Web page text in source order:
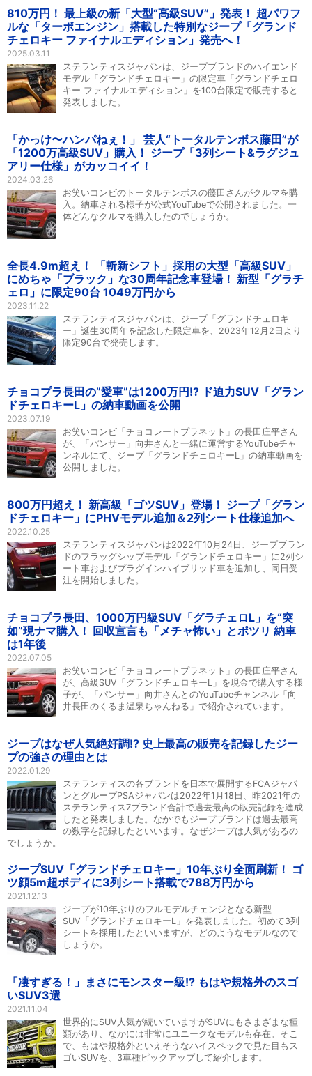
810万円！ 最上級の新「大型“高級SUV”」発表！ 超パワフ
ルな「ターボエンジン」搭載した特別なジープ「グランド
チェロキー ファイナルエディション」発売へ！
2025.03.11
ステランティスジャパンは、ジープブランドのハイエンド
モデル「グランドチェロキー」の限定車「グランドチェロ
キー ファイナルエディション」を100台限定で販売すると
発表しました。
「かっけ〜ハンパねぇ！」 芸人“トータルテンボス藤田”が
「1200万高級SUV」購入！ ジープ「3列シート&ラグジュ
アリー仕様」がカッコイイ！
2024.03.26
お笑いコンビのトータルテンボスの藤田さんがクルマを購
入。納車される様子が公式YouTubeで公開されました。一
体どんなクルマを購入したのでしょうか。
全長4.9m超え！ 「斬新シフト」採用の大型「高級SUV」
にめちゃ「ブラック」な30周年記念車登場！ 新型「グラチ
ェロ」に限定90台 1049万円から
2023.11.22
ステランティスジャパンは、ジープ「グランドチェロキ
ー」誕生30周年を記念した限定車を、2023年12月2日より
限定90台で発売します。
チョコプラ長田の”愛車”は1200万円!? ド迫力SUV「グラン
ドチェロキーL」の納車動画を公開
2023.07.19
お笑いコンビ「チョコレートプラネット」の長田庄平さん
が、「パンサー」向井さんと一緒に運営するYouTubeチャ
ンネルにて、ジープ「グランドチェロキーL」の納車動画を
公開しました。
800万円超え！ 新高級「ゴツSUV」登場！ ジープ「グラン
ドチェロキー」にPHVモデル追加＆2列シート仕様追加へ
2022.10.25
ステランティスジャパンは2022年10月24日、ジープブラン
ドのフラッグシップモデル「グランドチェロキー」に2列シ
ート車およびプラグインハイブリッド車を追加し、同日受
注を開始しました。
チョコプラ長田、1000万円級SUV「グラチェロL」を“突
如”現ナマ購入！ 回収宣言も「メチャ怖い」とポツリ 納車
は1年後
2022.07.05
お笑いコンビ「チョコレートプラネット」の長田庄平さん
が、高級SUV「グランドチェロキーL」を現金で購入する様
子が、「パンサー」向井さんとのYouTubeチャンネル「向
井長田のくるま温泉ちゃんねる」で紹介されています。
ジープはなぜ人気絶好調!? 史上最高の販売を記録したジー
プの強さの理由とは
2022.01.29
ステランティスの各ブランドを日本で展開するFCAジャパ
ンとグループPSAジャパンは2022年1月18日、昨2021年の
ステランティス7ブランド合計で過去最高の販売記録を達成
したと発表しました。なかでもジープブランドは過去最高
の数字を記録したといいます。なぜジープは人気があるの
でしょうか。
ジープSUV「グランドチェロキー」10年ぶり全面刷新！ ゴ
ツ顔5m超ボディに3列シート搭載で788万円から
2021.12.13
ジープが10年ぶりのフルモデルチェンジとなる新型
SUV「グランドチェロキーL」を発表しました。初めて3列
シートを採用したといいますが、どのようなモデルなので
しょうか。
「凄すぎる！」まさにモンスター級!? もはや規格外のスゴ
いSUV3選
2021.11.04
世界的にSUV人気が続いていますがSUVにもさまざまな種
類があり、なかには非常にユニークなモデルも存在。そこ
で、もはや規格外といえそうなハイスペックで見た目もス
ゴいSUVを、3車種ピックアップして紹介します。